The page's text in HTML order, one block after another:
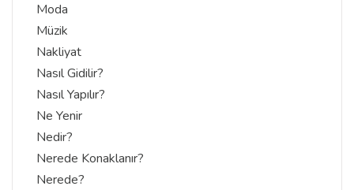
Moda
Müzik
Nakliyat
Nasıl Gidilir?
Nasıl Yapılır?
Ne Yenir
Nedir?
Nerede Konaklanır?
Nerede?